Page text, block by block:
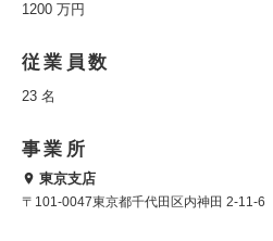
1200 万円
従業員数
23 名
事業所
東京支店
〒101-0047東京都千代田区内神田 2-11-